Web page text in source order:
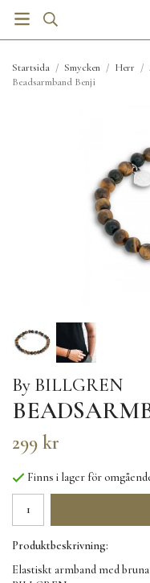
Startsida / Smycken / Herr /
Beadsarmband Benji
By BILLGREN
299 kr
Finns i lager för
Produktbeskrivning:
Elastiskt armband med